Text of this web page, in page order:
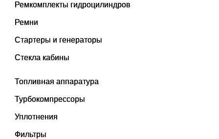
Ремкомплекты гидроцилиндров
Ремни
Стартеры и генераторы
Стекла кабины
Топливная аппаратура
Турбокомпрессоры
Уплотнения
Фильтры